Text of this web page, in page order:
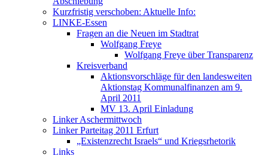
Kurzfristig verschoben: Aktuelle Info:
LINKE-Essen
Fragen an die Neuen im Stadtrat
Wolfgang Freye
Wolfgang Freye über Transparenz
Kreisverband
Aktionsvorschläge für den landesweiten
Aktionstag Kommunalfinanzen am 9.
April 2011
MV 13. April Einladung
Linker Aschermittwoch
Linker Parteitag 2011 Erfurt
„Existenzrecht Israels“ und Kriegsrhetorik
Links